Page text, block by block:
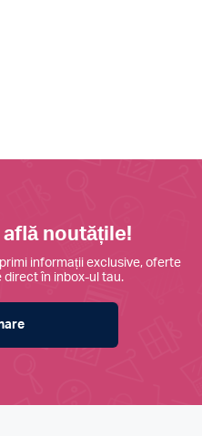
află noutățile!
informații exclusive, oferte
direct în inbox-ul tau.